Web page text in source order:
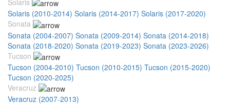
Solaris (2010-2014) Solaris (2014-2017) Solaris (2017-2020)
Sonata
Sonata (2004-2007) Sonata (2009-2014) Sonata (2014-2018)
Sonata (2018-2020) Sonata (2019-2023) Sonata (2023-2026)
Tucson
Tucson (2004-2010) Tucson (2010-2015) Tucson (2015-2020)
Tucson (2020-2025)
Veracruz
Veracruz (2007-2013)